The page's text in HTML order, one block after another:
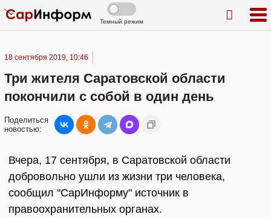
Темный режим
18 сентября 2019, 10:46
Три жителя Саратовской области
покончили с собой в один день
Поделиться
новостью:
Вчера, 17 сентября, в Саратовской области
добровольно ушли из жизни три человека,
сообщил "СарИнформу" источник в
правоохранительных органах.